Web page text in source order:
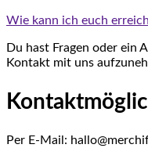
Wie kann ich euch
Du hast Fragen oder ein
Kontakt mit uns
Per E-Mail: